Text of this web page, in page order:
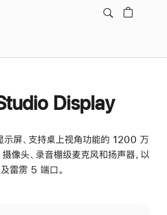
Display
屏、支持桌上视角功能的 1200 万
头、录音棚级麦克风和扬声器，以
及雷雳 5 端口。